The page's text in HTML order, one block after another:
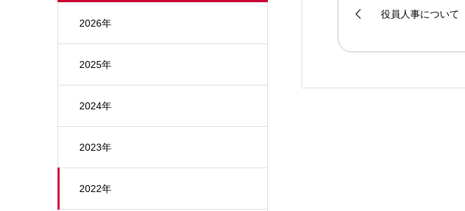
役員人事について
2026年
2025年
2024年
2023年
2022年